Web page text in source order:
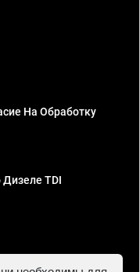
На Обработку
TDI
781302555843,